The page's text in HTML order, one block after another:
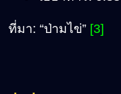
ที่มา: “ป่ามไข่” [3]